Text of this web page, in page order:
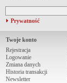
Prywatność
Twoje konto
Rejestracja
Logowanie
Zmiana danych
Historia transakcji
Newsletter